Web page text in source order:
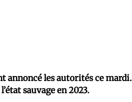
annoncé les autorités ce mardi.
sauvage en 2023.